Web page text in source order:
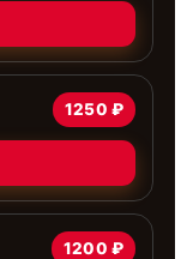
1250 ₽
1200 ₽